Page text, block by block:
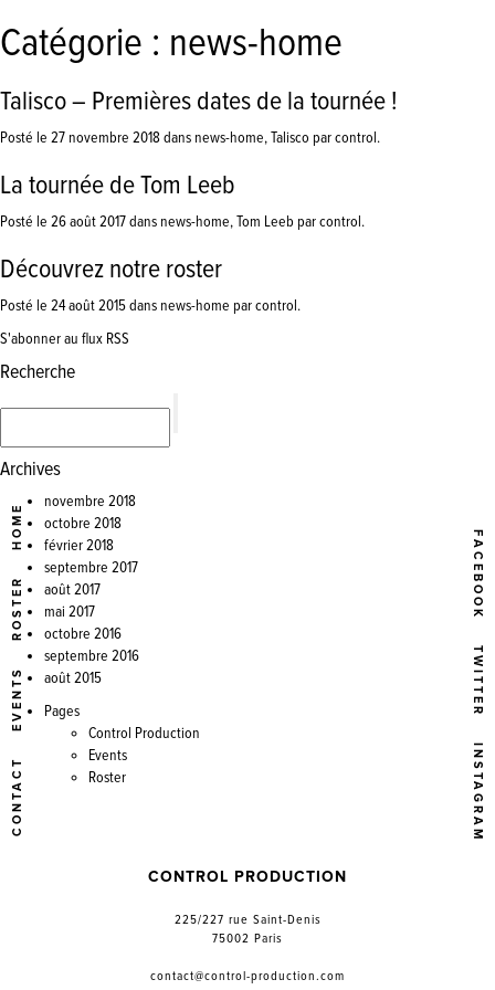
CONTACT
EVENTS
ROSTER
HOME
FACEBOOK
TWITTER
INSTAGRAM
Catégorie : news-home
Talisco – Premières dates de la tournée !
Posté le 27 novembre 2018 dans news-home,Talisco par control.
La tournée de Tom Leeb
Posté le 26 août 2017 dans news-home,Tom Leeb par control.
Découvrez notre roster
Posté le 24 août 2015 dans news-home par control.
S'abonner au flux RSS
Recherche
Archives
novembre 2018
octobre 2018
février 2018
septembre 2017
août 2017
mai 2017
octobre 2016
septembre 2016
août 2015
Pages
Control Production
Events
Roster
CONTROL PRODUCTION
225/227 rue Saint-Denis
75002 Paris
contact@control-production.com